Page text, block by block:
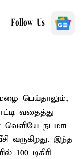
Follow Us
பெய்தாலும்,
வதைத்து
வெளியே நடமாட
வருகிறது. இந்த
100 டிகிரி